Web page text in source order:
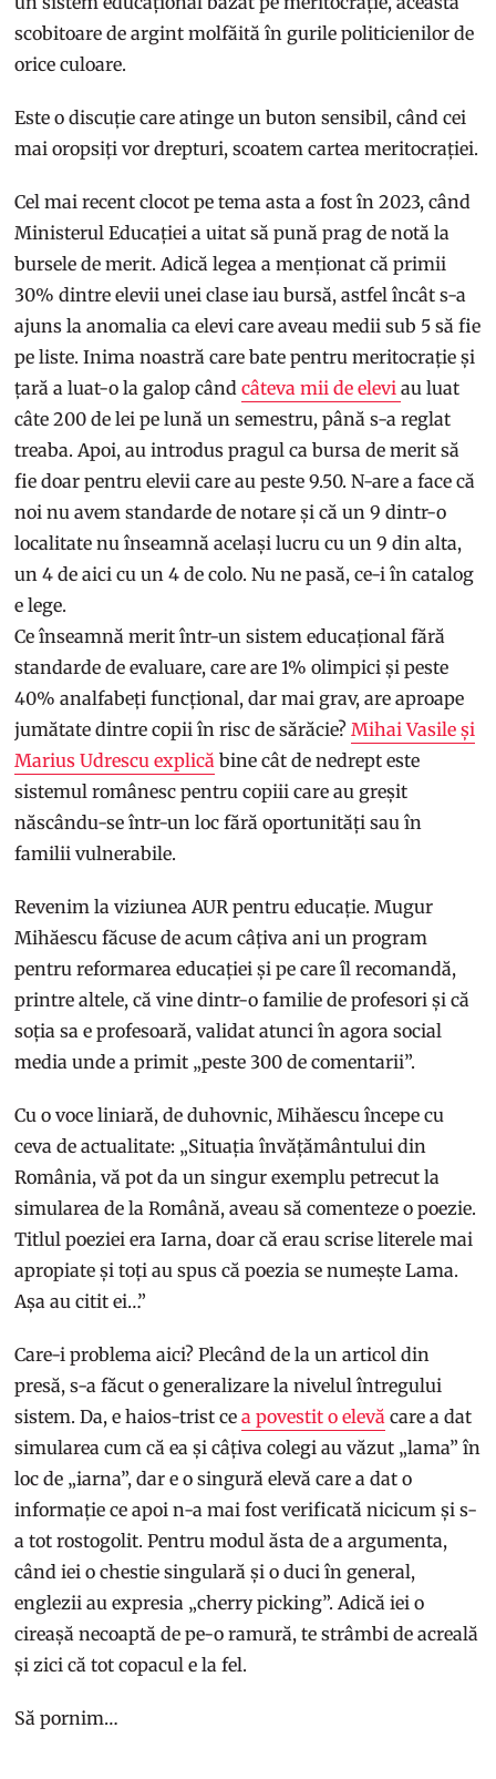
scobitoare de argint molfăită în gurile politicienilor de
orice culoare.
Este o discuție care atinge un buton sensibil, când cei
mai oropsiți vor drepturi, scoatem cartea meritocrației.
Cel mai recent clocot pe tema asta a fost în 2023, când
Ministerul Educației a uitat să pună prag de notă la
bursele de merit. Adică legea a menționat că primii
30% dintre elevii unei clase iau bursă, astfel încât s-a
ajuns la anomalia ca elevi care aveau medii sub 5 să fie
pe liste. Inima noastră care bate pentru meritocrație și
țară a luat-o la galop cândcâteva mii de eleviau luat
câte 200 de lei pe lună un semestru, până s-a reglat
treaba. Apoi, au introdus pragul ca bursa de merit să
fie doar pentru elevii care au peste 9.50. N-are a face că
noi nu avem standarde de notare și că un 9 dintr-o
localitate nu înseamnă același lucru cu un 9 din alta,
un 4 de aici cu un 4 de colo. Nu ne pasă, ce-i în catalog
e lege.
Ce înseamnă merit într-un sistem educațional fără
standarde de evaluare, care are 1% olimpici și peste
40% analfabeți funcțional, dar mai grav, are aproape
jumătate dintre copii în risc de sărăcie?Mihai Vasile și
Marius Udrescu explică bine cât de nedrept este
sistemul românesc pentru copiii care au greșit
născându-se într-un loc fără oportunități sau în
familii vulnerabile.
Revenim la viziunea AUR pentru educație. Mugur
Mihăescu făcuse de acum câțiva ani un program
pentru reformarea educației și pe care îl recomandă,
printre altele, că vine dintr-o familie de profesori și că
soția sa e profesoară, validat atunci în agora social
media unde a primit „peste 300 de comentarii”.
Cu o voce liniară, de duhovnic, Mihăescu începe cu
ceva de actualitate: „Situația învățământului din
România, vă pot da un singur exemplu petrecut la
simularea de la Română, aveau să comenteze o poezie.
Titlul poeziei era Iarna, doar că erau scrise literele mai
apropiate și toți au spus că poezia se numește Lama.
Așa au citit ei…”
Care-i problema aici? Plecând de la un articol din
presă, s-a făcut o generalizare la nivelul întregului
sistem. Da, e haios-trist cea povestit o elevă care a dat
simularea cum că ea și câțiva colegi au văzut „lama” în
loc de „iarna”, dar e o singură elevă care a dat o
informație ce apoi n-a mai fost verificată nicicum și s-
a tot rostogolit. Pentru modul ăsta de a argumenta,
când iei o chestie singulară și o duci în general,
englezii au expresia „cherry picking”. Adică iei o
cireașă necoaptă de pe-o ramură, te strâmbi de acreală
și zici că tot copacul e la fel.
Să pornim…